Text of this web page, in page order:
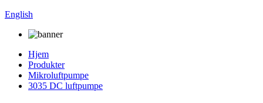
English
Hjem
Produkter
Mikroluftpumpe
3035 DC luftpumpe